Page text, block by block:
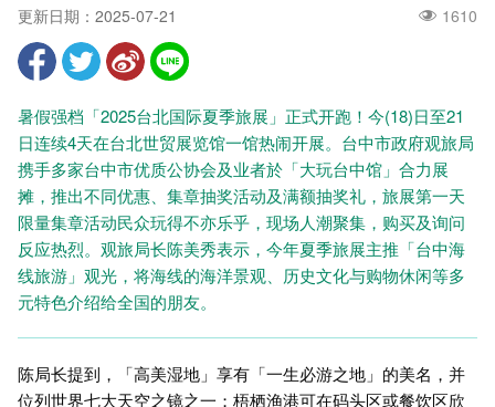
更新日期：2025-07-21 1610
暑假强档「2025台北国际夏季旅展」正式开跑！今(18)日至21
日连续4天在台北世贸展览馆一馆热闹开展。台中市政府观旅局
携手多家台中市优质公协会及业者於「大玩台中馆」合力展
摊，推出不同优惠、集章抽奖活动及满额抽奖礼，旅展第一天
限量集章活动民众玩得不亦乐乎，现场人潮聚集，购买及询问
反应热烈。观旅局长陈美秀表示，今年夏季旅展主推「台中海
线旅游」观光，将海线的海洋景观、历史文化与购物休闲等多
元特色介绍给全国的朋友。
陈局长提到，「高美湿地」享有「一生必游之地」的美名，并
位列世界七大天空之镜之一；梧栖渔港可在码头区或餐饮区欣